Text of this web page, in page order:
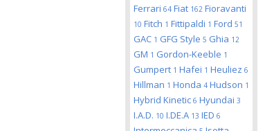
Ferrari 64 Fiat 162 Fioravanti
10 Fitch 1 Fittipaldi 1 Ford 51
GAC 1 GFG Style 5 Ghia 12
GM 1 Gordon-Keeble 1
Gumpert 1 Hafei 1 Heuliez 6
Hillman 1 Honda 4 Hudson 1
Hybrid Kinetic 6 Hyundai 3
I.A.D. 10 I.DE.A 13 IED 6